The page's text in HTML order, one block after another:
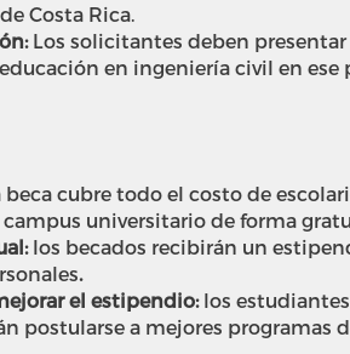
Costa Rica.
Los solicitantes deben
en ingeniería civil en ese
beca cubre todo el costo de
universitario de forma
los becados recibirán un
.
el estipendio:los
postularse a mejores programas